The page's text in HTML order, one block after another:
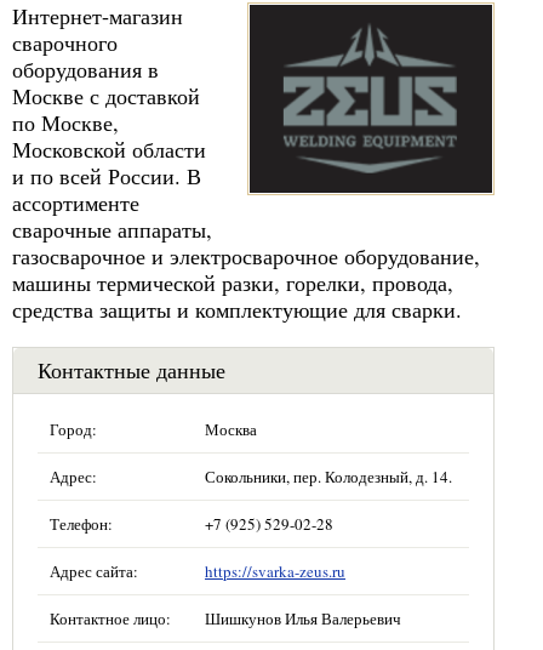
Интернет-магазин
сварочного
оборудования в
Москве с доставкой
по Москве,
Московской области
и по всей России. В
ассортименте
сварочные аппараты,
газосварочное и электросварочное оборудование,
машины термической разки, горелки, провода,
средства защиты и комплектующие для сварки.
Контактные данные
Город: Москва
Адрес: Сокольники, пер. Колодезный, д. 14.
Телефон: +7 (925) 529-02-28
Адрес сайта: https://svarka-zeus.ru
Контактное лицо: Шишкунов Илья Валерьевич